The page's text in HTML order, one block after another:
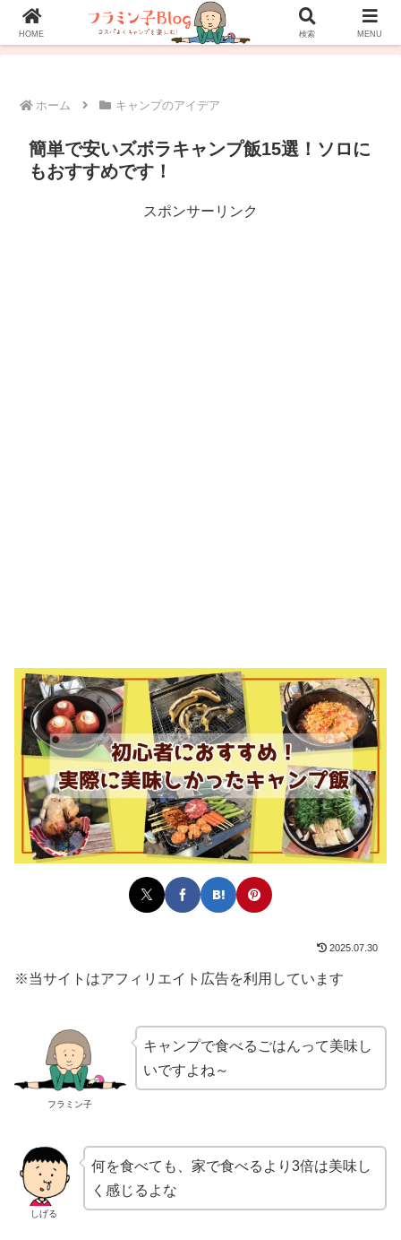
プロフィール お問い合わせ
ホーム キャンプのアイデア
簡単で安いズボラキャンプ飯15選！ソロに
もおすすめです！
スポンサーリンク
2025.07.30
※当サイトはアフィリエイト広告を利用しています
フラミン子
キャンプで食べるごはんって美味し
いですよね～
しげる
何を食べても、家で食べるより3倍は美味し
く感じるよな
HOME 検索 MENU